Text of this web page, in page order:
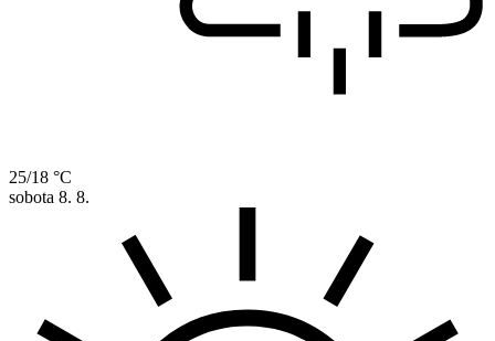
25/18 °C
sobota 8. 8.